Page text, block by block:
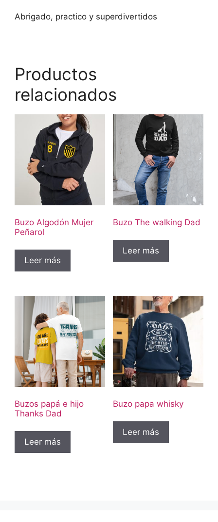
Abrigado, practico y superdivertidos
Productos
relacionados
Buzo Algodón Mujer
Peñarol
Leer más
Buzo The walking Dad
Leer más
Buzos papá e hijo
Thanks Dad
Leer más
Buzo papa whisky
Leer más